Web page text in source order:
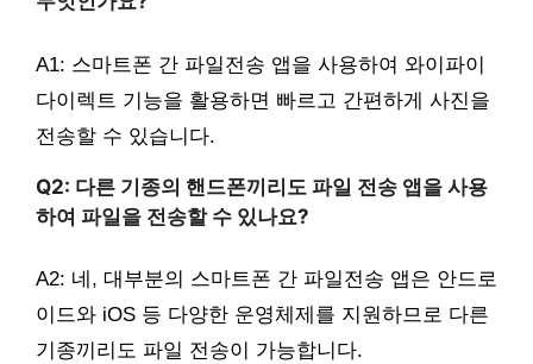
A1: 스마트폰 간 파일전송 앱을 사용하여 와이파이
다이렉트 기능을 활용하면 빠르고 간편하게 사진을
전송할 수 있습니다.
Q2: 다른 기종의 핸드폰끼리도 파일 전송 앱을 사용
하여 파일을 전송할 수 있나요?
A2: 네, 대부분의 스마트폰 간 파일전송 앱은 안드로
이드와 iOS 등 다양한 운영체제를 지원하므로 다른
기종끼리도 파일 전송이 가능합니다.